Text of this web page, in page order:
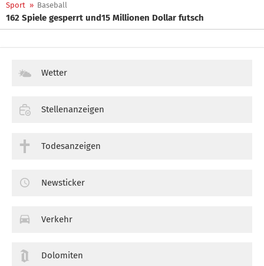
Sport » Baseball
162 Spiele gesperrt und15 Millionen Dollar futsch
Wetter
Stellenanzeigen
Todesanzeigen
Newsticker
Verkehr
Dolomiten